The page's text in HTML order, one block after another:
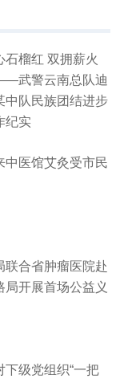
石榴红 双拥薪火
武警云南总队迪
中队民族团结进步
纪实
中医馆艾灸受市民
联合省肿瘤医院赴
局开展首场公益义
下级党组织“一把